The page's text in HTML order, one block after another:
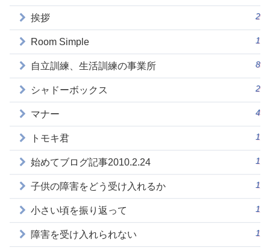
挨拶 2
Room Simple 1
自立訓練、生活訓練の事業所 8
シャドーボックス 2
マナー 4
トモキ君 1
始めてブログ記事2010.2.24 1
子供の障害をどう受け入れるか 1
小さい頃を振り返って 1
障害を受け入れられない 1